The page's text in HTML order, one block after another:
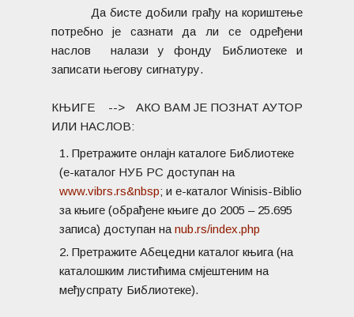
Да бисте добили грађу на кориштење
потребно је сазнати да ли се одређени
наслов налази у фонду Библиотеке и
записати његову сигнатуру.
КЊИГЕ --> АКО ВАМ ЈЕ ПОЗНАТ АУТОР
ИЛИ НАСЛОВ:
Претражите онлајн каталоге Библиотеке
(е-каталог НУБ РС доступан на
www.vibrs.rs&nbsp; и е-каталог Winisis-Biblio
за књиге (обрађене књиге до 2005 – 25.695
записа) доступан на nub.rs/index.php
Претражите Абецедни каталог књига (на
каталошким листићима смјештеним на
међуспрату Библиотеке).